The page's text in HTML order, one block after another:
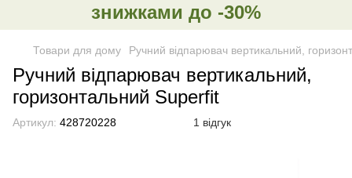
знижками до -30%
Товари для дому Ручний відпарювач вертикальний,
Ручний відпарювач вертикальний,
горизонтальний Superfit
Артикул: 428720228 1 відгук